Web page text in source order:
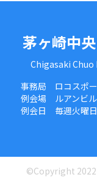
茅ヶ崎中
Chigasaki Chuo
事務局 ロコスポ
例会場 ルアンビ
例会日 毎週火曜
©Copyright